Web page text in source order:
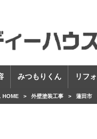
みつもりくん リフ
HOME > 外壁塗装工事 > 蓮田市